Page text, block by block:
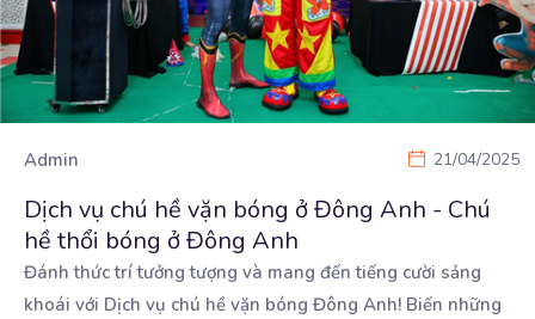
Admin 21/04/2025
Dịch vụ chú hề vặn bóng ở Đông Anh - Chú
hề thổi bóng ở Đông Anh
Đánh thức trí tưởng tượng và mang đến tiếng cười sảng
khoái với Dịch vụ chú hề vặn bóng Đông Anh! Biến những